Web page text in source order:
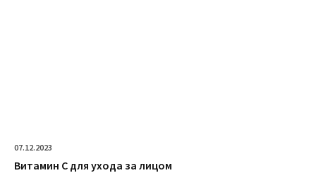
07.12.2023
Витамин C для ухода за лицом